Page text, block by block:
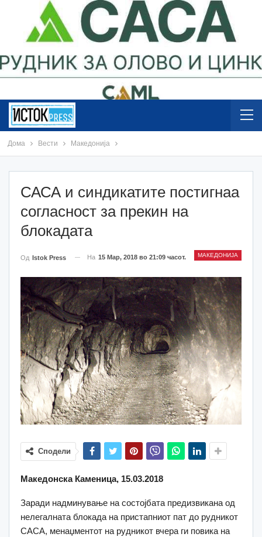
Дома Вести Македонија
САСА и синдикатите постигнаа
согласност за прекин на
блокадата
МАКЕДОНИЈА
Од Istok Press На 15 Мар, 2018 во 21:09 часот.
Сподели
Македонска Каменица, 15.03.2018
Заради надминување на состојбата предизвикана од
нелегалната блокада на пристапниот пат до рудникот
САСА, менаџментот на рудникот вчера ги повика на